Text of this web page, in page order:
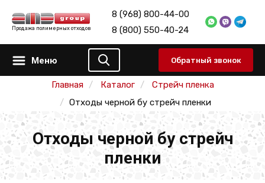
Продажа полимерных отходов
8 (968) 800-44-00
8 (800) 550-40-24
Меню Обратный звонок
Главная Каталог
Стрейч пленка
Отходы черной бу стрейч пленки
Отходы черной бу стрейч
пленки